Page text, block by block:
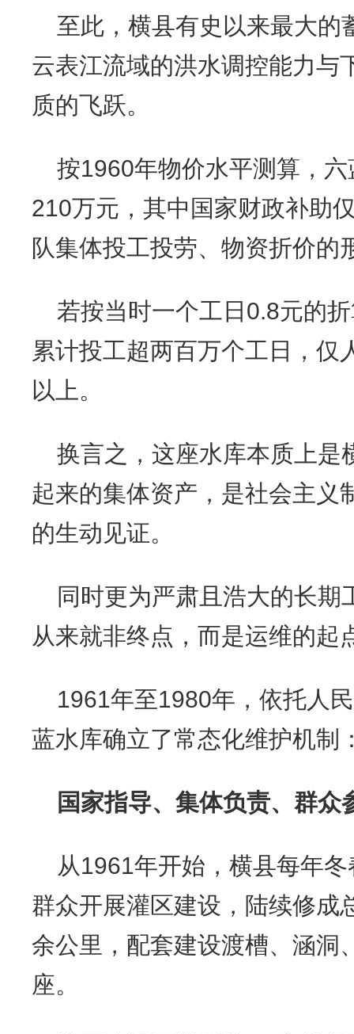
至此，横县有史以来最大的
云表江流域的洪水调控能力与
质的飞跃。
按1960年物价水平测算，
210万元，其中国家财政补助
队集体投工投劳、物资折价的
若按当时一个工日0.8元的
累计投工超两百万个工日，仅
以上。
换言之，这座水库本质上是
起来的集体资产，是社会主义
的生动见证。
同时更为严肃且浩大的长期
从来就非终点，而是运维的起
1961年至1980年，依托人
蓝水库确立了常态化维护机制
国家指导、集体负责、群众
从1961年开始，横县每年
群众开展灌区建设，陆续修成
余公里，配套建设渡槽、涵洞
座。